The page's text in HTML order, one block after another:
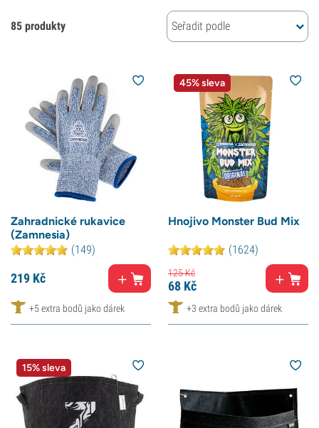
85 produkty Seřadit podle
Zahradnické rukavice
(Zamnesia)
(149)
219 Kč
+5 extra bodů jako dárek
45% sleva
Hnojivo Monster Bud Mix
(1624)
125Kč
68 Kč
+3 extra bodů jako dárek
15% sleva